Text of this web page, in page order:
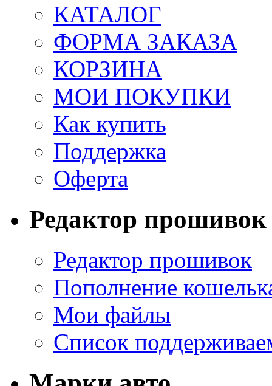
КАТАЛОГ
ФОРМА ЗАКАЗА
КОРЗИНА
МОИ ПОКУПКИ
Как купить
Поддержка
Оферта
Редактор прошивок
Редактор прошивок
Пополнение
Мои файлы
Список